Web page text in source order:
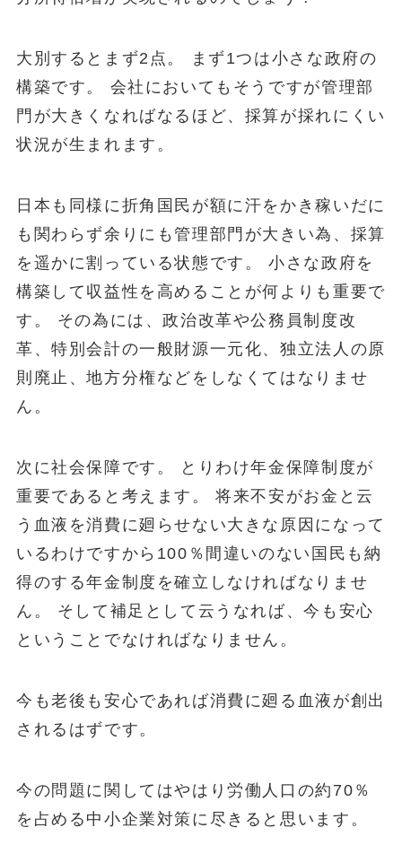
大別するとまず2点。 まず1つは小さな政府の
構築です。 会社においてもそうですが管理部
門が大きくなればなるほど、採算が採れにくい
状況が生まれます。
日本も同様に折角国民が額に汗をかき稼いだに
も関わらず余りにも管理部門が大きい為、採算
を遥かに割っている状態です。 小さな政府を
構築して収益性を高めることが何よりも重要で
す。 その為には、政治改革や公務員制度改
革、特別会計の一般財源一元化、独立法人の原
則廃止、地方分権などをしなくてはなりませ
ん。
次に社会保障です。 とりわけ年金保障制度が
重要であると考えます。 将来不安がお金と云
う血液を消費に廻らせない大きな原因になって
いるわけですから100％間違いのない国民も納
得のする年金制度を確立しなければなりませ
ん。 そして補足として云うなれば、今も安心
ということでなければなりません。
今も老後も安心であれば消費に廻る血液が創出
されるはずです。
今の問題に関してはやはり労働人口の約70％
を占める中小企業対策に尽きると思います。